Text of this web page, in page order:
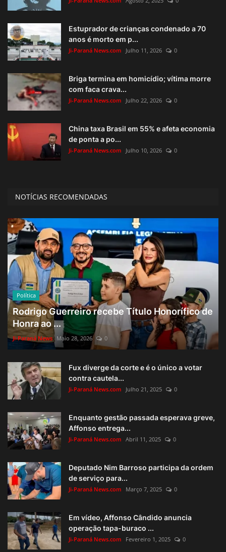
Estuprador de crianças condenado a 70
anos é morto em p...
Ji-Paraná News.com Julho 11, 2026 0
Briga termina em homicídio; vítima morre
com faca crava...
Ji-Paraná News.com Julho 22, 2026 0
China taxa Brasil em 55% e afeta economia
de ponta a po...
Ji-Paraná News.com Julho 10, 2026 0
NOTÍCIAS RECOMENDADAS
Política
Rodrigo Guerreiro recebe Título Honorífico de
Honra ao ...
Ji-Paraná News Maio 28, 2026 0
Fux diverge da corte e é o único a votar
contra cautela...
Ji-Paraná News.com Julho 21, 2025 0
Enquanto gestão passada esperava greve,
Affonso entrega...
Ji-Paraná News.com Abril 11, 2025 0
Deputado Nim Barroso participa da ordem
de serviço para...
Ji-Paraná News.com Março 7, 2025 0
Em vídeo, Affonso Cândido anuncia
operação tapa-buraco ...
Ji-Paraná News.com Fevereiro 1, 2025 0